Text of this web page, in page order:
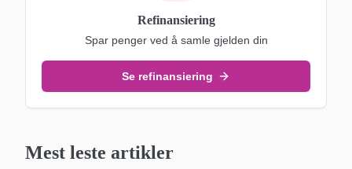
Refinansiering
Spar penger ved å samle gjelden din
Se refinansiering
Mest leste artikler